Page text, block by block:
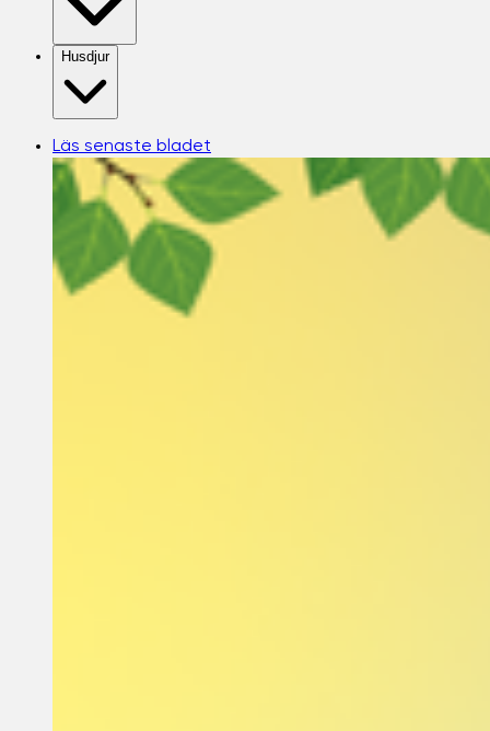
Husdjur
Läs senaste bladet